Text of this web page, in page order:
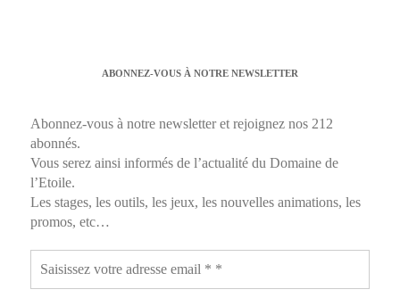
ABONNEZ-VOUS À NOTRE NEWSLETTER
Abonnez-vous à notre newsletter et rejoignez nos 212
abonnés.
Vous serez ainsi informés de l’actualité du Domaine de
l’Etoile.
Les stages, les outils, les jeux, les nouvelles animations, les
promos, etc…